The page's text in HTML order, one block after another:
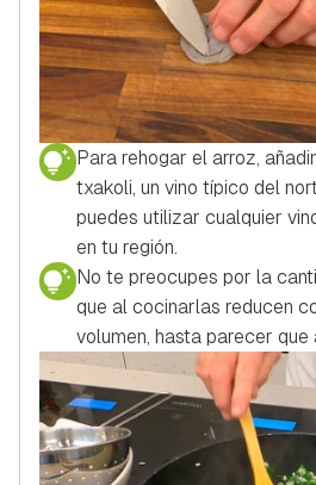
Para rehogar el arroz,
txakoli, un vino típico del
puedes utilizar cualquier
en tu región.
No te preocupes por la
que al cocinarlas reducen
volumen, hasta parecer que